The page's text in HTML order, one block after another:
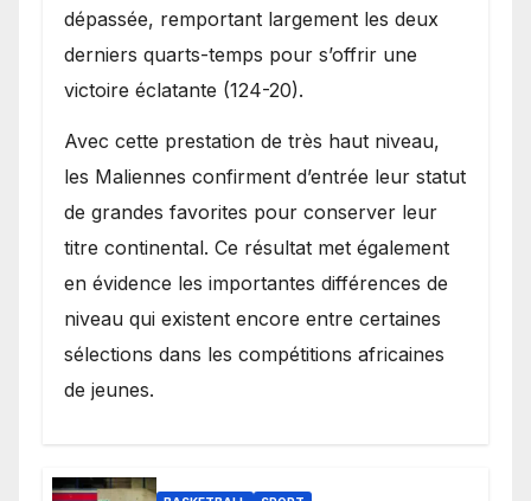
dépassée, remportant largement les deux
derniers quarts-temps pour s’offrir une
victoire éclatante (124-20).
Avec cette prestation de très haut niveau,
les Maliennes confirment d’entrée leur statut
de grandes favorites pour conserver leur
titre continental. Ce résultat met également
en évidence les importantes différences de
niveau qui existent encore entre certaines
sélections dans les compétitions africaines
de jeunes.